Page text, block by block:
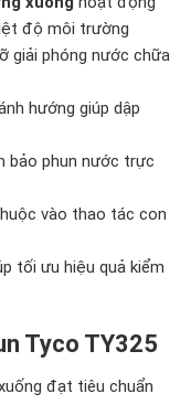
độ môi trường
giải phóng nước chữa
hướng giúp dập
bảo phun nước trực
vào thao tác con
tối ưu hiệu quả kiểm
Tyco TY325
đạt tiêu chuẩn